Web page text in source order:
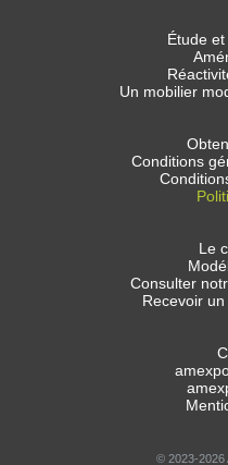
Étude
Un mobilier
Conditions
Le
Consulter
Recevoir
© 2023-2026